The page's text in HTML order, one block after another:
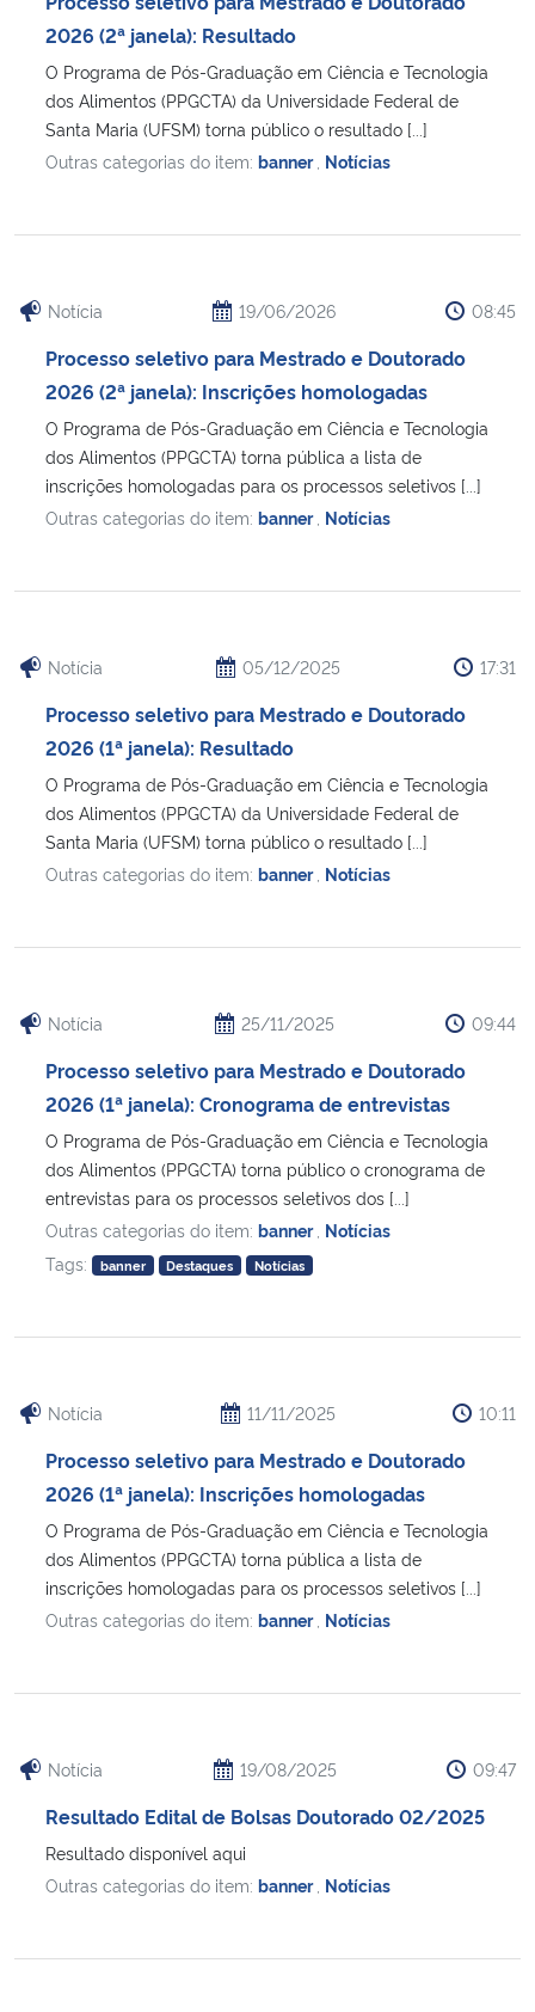
Ministério da Saúde
Ministério do Desenvolvimento Regional
Controladoria-Geral da União
Ministério da Mulher, da Família e dos Direitos Humanos
Secretaria-Geral
Secretaria de Governo
Gabinete de Segurança Institucional
Advocacia-Geral da União
Banco Central do Brasil
2026 (2ª janela): Resultado
O Programa de Pós-Graduação em Ciência e Tecnologia
dos Alimentos (PPGCTA) da Universidade Federal de
Santa Maria (UFSM) torna público o resultado [...]
Outras categorias do item: banner Notícias
Notícia 19/06/2026 08:45
Processo seletivo para Mestrado e Doutorado
2026 (2ª janela): Inscrições homologadas
O Programa de Pós-Graduação em Ciência e Tecnologia
dos Alimentos (PPGCTA) torna pública a lista de
inscrições homologadas para os processos seletivos [...]
Outras categorias do item: banner Notícias
Notícia 05/12/2025 17:31
Processo seletivo para Mestrado e Doutorado
2026 (1ª janela): Resultado
O Programa de Pós-Graduação em Ciência e Tecnologia
dos Alimentos (PPGCTA) da Universidade Federal de
Santa Maria (UFSM) torna público o resultado [...]
Outras categorias do item: banner Notícias
Notícia 25/11/2025 09:44
Processo seletivo para Mestrado e Doutorado
2026 (1ª janela): Cronograma de entrevistas
O Programa de Pós-Graduação em Ciência e Tecnologia
dos Alimentos (PPGCTA) torna público o cronograma de
entrevistas para os processos seletivos dos [...]
Outras categorias do item: banner Notícias
Tags:
banner Destaques Notícias
Notícia 11/11/2025 10:11
Processo seletivo para Mestrado e Doutorado
2026 (1ª janela): Inscrições homologadas
O Programa de Pós-Graduação em Ciência e Tecnologia
dos Alimentos (PPGCTA) torna pública a lista de
inscrições homologadas para os processos seletivos [...]
Outras categorias do item: banner Notícias
Notícia 19/08/2025 09:47
Resultado Edital de Bolsas Doutorado 02/2025
Resultado disponível aqui
Outras categorias do item: banner Notícias